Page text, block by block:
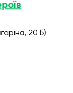
20 Б)